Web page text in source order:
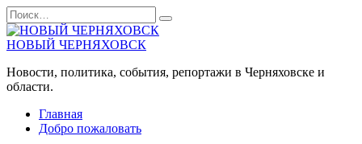
Перейти
к
содержанию
Search
for:
НОВЫЙ ЧЕРНЯХОВСК
Новости, политика, события, репортажи в Черняховске и
области.
Главная
Добро пожаловать